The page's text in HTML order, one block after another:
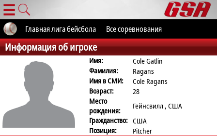
☰
Главная лига бейсбола Все соревнования
Информация об игроке
Имя:
Cole Gatlin
Фамилия:
Ragans
Имя в СМИ:
Cole Ragans
Возраст:
28
Место
рождения:
Гейнсвилл , США
Гражданство: США
Позиция:
Pitcher